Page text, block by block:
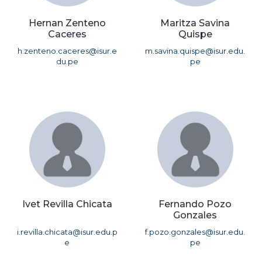
Hernan Zenteno
Caceres
h.zenteno.caceres@isur.e
du.pe
Maritza Savina
Quispe
m.savina.quispe@isur.edu.
pe
Ivet Revilla Chicata
i.revilla.chicata@isur.edu.p
e
Fernando Pozo
Gonzales
f.pozo.gonzales@isur.edu.
pe